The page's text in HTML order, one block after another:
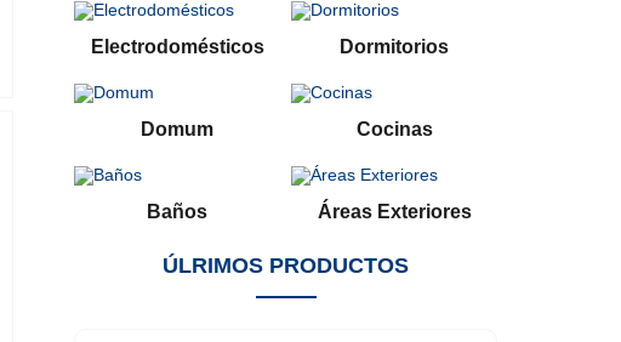
Electrodomésticos Dormitorios
Domum Cocinas
Baños Áreas Exteriores
ÚLRIMOS PRODUCTOS